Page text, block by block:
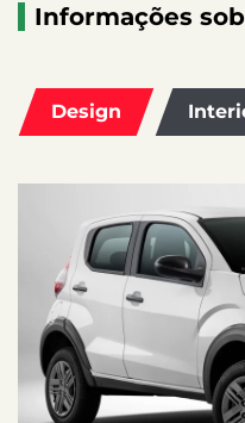
Informações
Design